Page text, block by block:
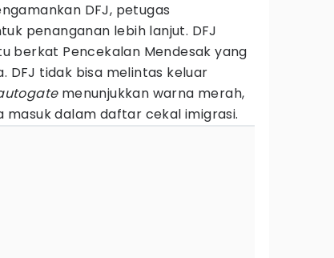
DFJ, petugas
penanganan lebih lanjut. DFJ
berkat Pencekalan Mendesak yang
DFJ tidak bisa melintas keluar
menunjukkan warna merah,
masuk dalam daftar cekal imigrasi.